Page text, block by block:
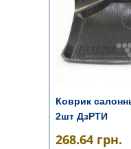
Коврик
2шт ДзРТИ
268.64 грн.